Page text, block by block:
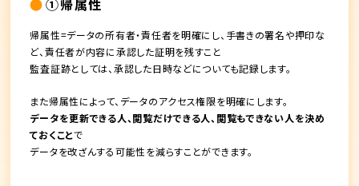
①帰属性
帰属性=データの所有者・責任者を明確にし、手書きの署名や押印な
ど、責任者が内容に承認した証明を残すこと
監査証跡としては、承認した日時などについても記録します。
また帰属性によって、データのアクセス権限を明確にします。
データを更新できる人、閲覧だけできる人、閲覧もできない人を決め
ておくことで
データを改ざんする可能性を減らすことができます。